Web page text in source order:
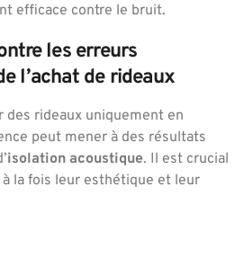
efficace contre le bruit.
les erreurs
l’achat de rideaux
des rideaux uniquement en
peut mener à des résultats
isolation acoustique. Il est crucial
la fois leur esthétique et leur